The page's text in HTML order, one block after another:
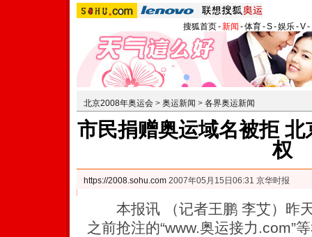
搜狐首页-新闻 -体育-S-娱乐-V-
北京2008年奥运会 > 奥运新闻 > 各界奥运新闻
市民捐赠奥运域名被拒
权
https://2008.sohu.com 2007年05月15日06:31 京华时报
本报讯 （记者王鹏 李艾）昨天
之前抢注的“www.奥运接力.com”